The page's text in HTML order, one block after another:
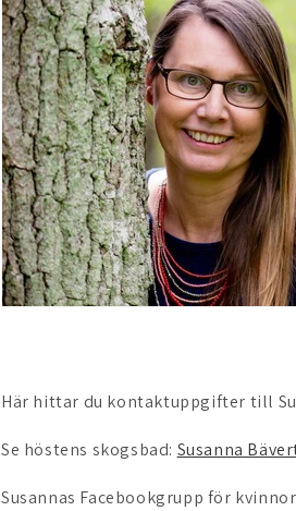
Här hittar du kontaktuppgifter till
Se höstens skogsbad: Susanna
Susannas Facebookgrupp för